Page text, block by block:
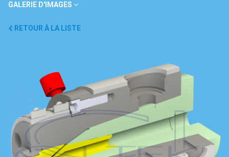
GALERIE D'IMAGES
RETOUR À LA LISTE